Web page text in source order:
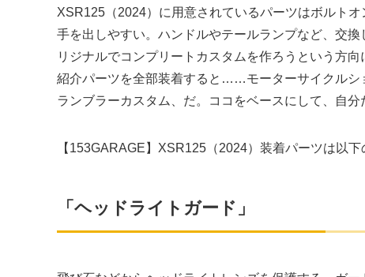
XSR125（2024）に用意されているパーツはボルト
手を出しやすい。ハンドルやテールランプなど、交
リジナルでコンプリートカスタムを作ろうという方向
紹介パーツを全部装着すると……モーターサイクルシ
ランブラーカスタム、だ。ココをベースにして、自
【153GARAGE】XSR125（2024）装着パーツは以下
「ヘッドライトガード」